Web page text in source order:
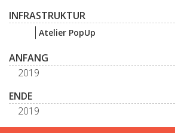
INFRASTRUKTUR
Atelier PopUp
ANFANG
2019
ENDE
2019